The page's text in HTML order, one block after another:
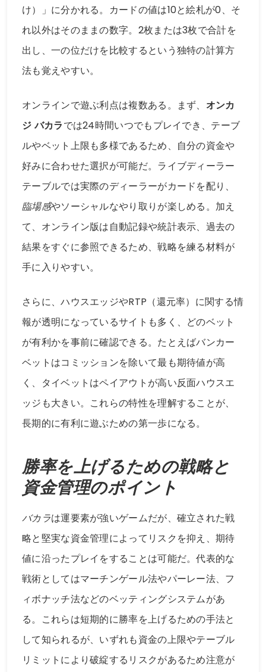
け）」に分かれる。カードの値は10と絵札が0、そ
れ以外はそのままの数字。2枚または3枚で合計を
出し、一の位だけを比較するという独特の計算方
法も覚えやすい。
オンラインで遊ぶ利点は複数ある。まず、 オンカ
ジ バカラでは24時間いつでもプレイでき、テーブ
ルやベット上限も多様であるため、自分の資金や
好みに合わせた選択が可能だ。ライブディーラー
テーブルでは実際のディーラーがカードを配り、
臨場感やソーシャルなやり取りが楽しめる。加え
て、オンライン版は自動記録や統計表示、過去の
結果をすぐに参照できるため、戦略を練る材料が
手に入りやすい。
さらに、ハウスエッジやRTP（還元率）に関する情
報が透明になっているサイトも多く、どのベット
が有利かを事前に確認できる。たとえばバンカー
ベットはコミッションを除いて最も期待値が高
く、タイベットはペイアウトが高い反面ハウスエ
ッジも大きい。これらの特性を理解することが、
長期的に有利に遊ぶための第一歩になる。
勝率を上げるための戦略と
資金管理のポイント
バカラは運要素が強いゲームだが、確立された戦
略と堅実な資金管理によってリスクを抑え、期待
値に沿ったプレイをすることは可能だ。代表的な
戦術としてはマーチンゲール法やパーレー法、フ
ィボナッチ法などのベッティングシステムがあ
る。これらは短期的に勝率を上げるための手法と
して知られるが、いずれも資金の上限やテーブル
リミットにより破綻するリスクがあるため注意が